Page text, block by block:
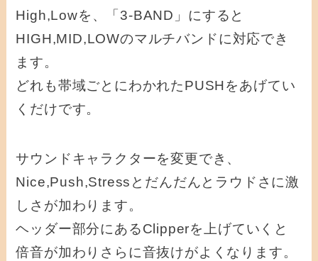
High,Lowを、「3-BAND」にすると
HIGH,MID,LOWのマルチバンドに対応でき
ます。
どれも帯域ごとにわかれたPUSHをあげてい
くだけです。
サウンドキャラクターを変更でき、
Nice,Push,Stressとだんだんとラウドさに激
しさが加わります。
ヘッダー部分にあるClipperを上げていくと
倍音が加わりさらに音抜けがよくなります。